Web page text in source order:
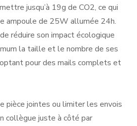
jusqu’à 19g de CO2, ce qui
ampoule de 25W allumée 24h.
réduire son impact écologique
la taille et le nombre de ses
pour des mails complets et
pièce jointes ou limiter les envois
collègue juste à côté par